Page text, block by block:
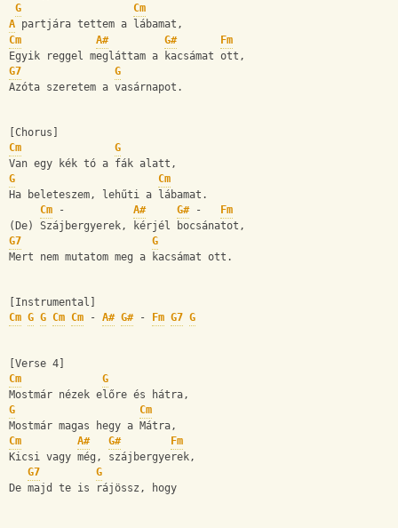
G
Cm
A partjára tettem a lábamat,
Cm
A# G#
Fm
Egyik reggel megláttam a kacsámat ott,
G7
G
Azóta szeretem a vasárnapot.
[Chorus]
Cm
G
Van egy kék tó a fák alatt,
G
Cm
Ha beleteszem, lehűti a lábamat.
Cm - A# G# -
Fm
(De) Szájbergyerek, kérjél bocsánatot,
G7
G
Mert nem mutatom meg a kacsámat ott.
[Instrumental]
Cm G G Cm Cm - A# G# - Fm G7 G
[Verse 4]
Cm
G
Mostmár nézek előre és hátra,
G
Cm
Mostmár magas hegy a Mátra,
Cm
A# G#
Fm
Kicsi vagy még, szájbergyerek,
G7
G
De majd te is rájössz, hogy